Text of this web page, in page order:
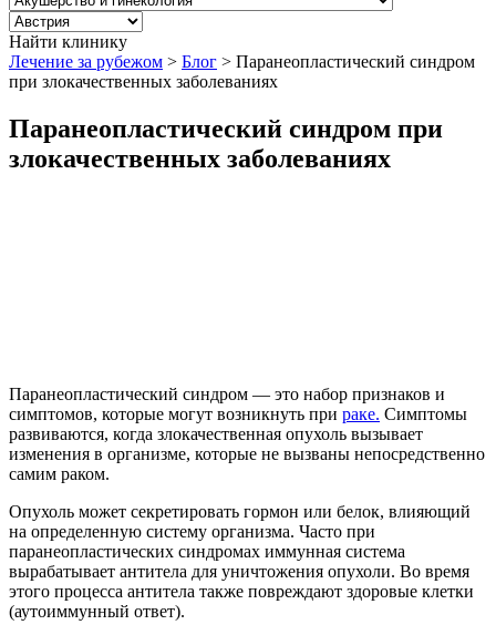
Найти клинику
Лечение за рубежом > Блог > Паранеопластический синдром
при злокачественных заболеваниях
Паранеопластический синдром при
злокачественных заболеваниях
Паранеопластический синдром — это набор признаков и
симптомов, которые могут возникнуть при раке. Симптомы
развиваются, когда злокачественная опухоль вызывает
изменения в организме, которые не вызваны непосредственно
самим раком.
Опухоль может секретировать гормон или белок, влияющий
на определенную систему организма. Часто при
паранеопластических синдромах иммунная система
вырабатывает антитела для уничтожения опухоли. Во время
этого процесса антитела также повреждают здоровые клетки
(аутоиммунный ответ).